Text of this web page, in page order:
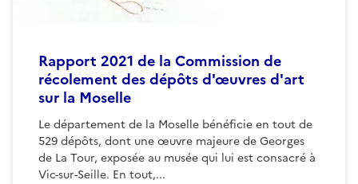
Rapport 2021 de la Commission de
récolement des dépôts d'œuvres d'art
sur la Moselle
Le département de la Moselle bénéficie en tout de
529 dépôts, dont une œuvre majeure de Georges
de La Tour, exposée au musée qui lui est consacré à
Vic-sur-Seille. En tout,...